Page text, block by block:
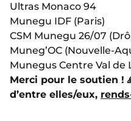
Ultras Monaco 94
Munegu IDF (Paris)
CSM Munegu 26/07
Muneg’OC (Nouvelle-
Munegus Centre Val de
Merci pour le soutien !
d’entre elles/eux,